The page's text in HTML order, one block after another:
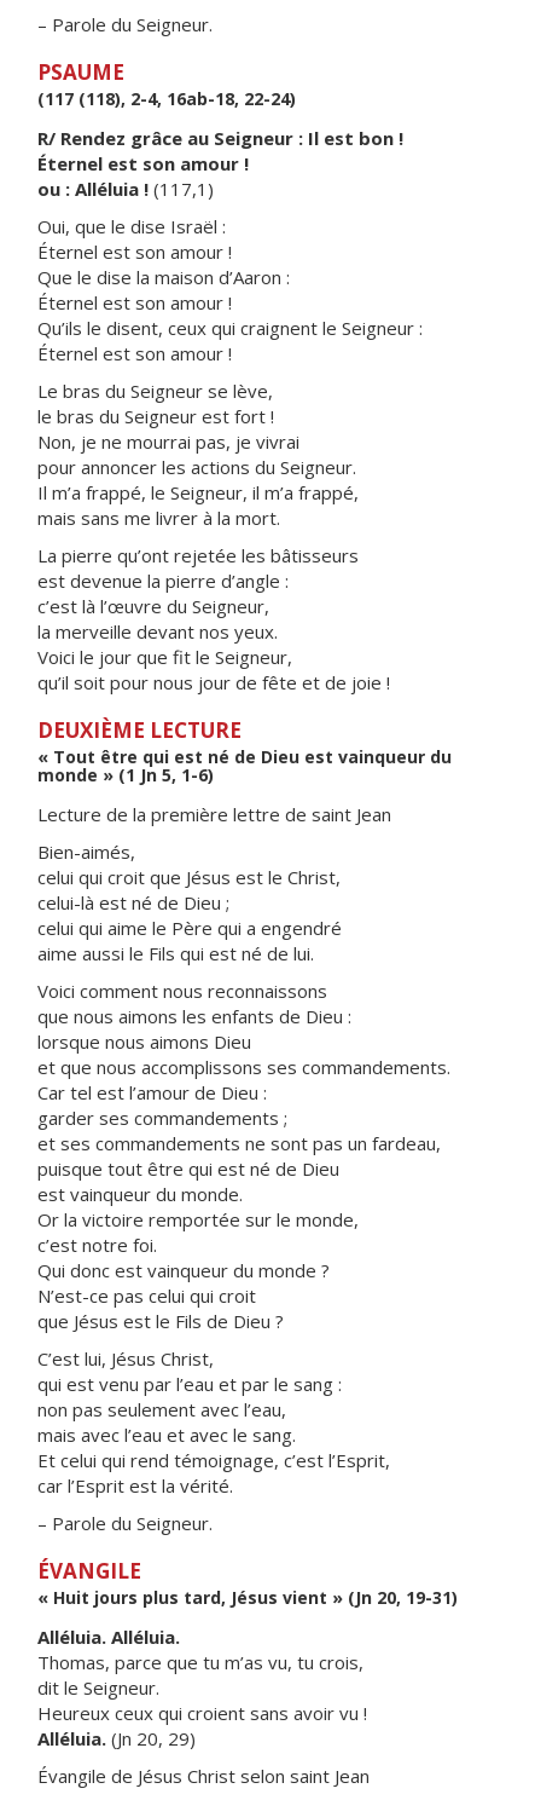
– Parole du Seigneur.
PSAUME
(117 (118), 2-4, 16ab-18, 22-24)
R/ Rendez grâce au Seigneur : Il est bon !
Éternel est son amour !
ou : Alléluia ! (117,1)
Oui, que le dise Israël :
Éternel est son amour !
Que le dise la maison d’Aaron :
Éternel est son amour !
Qu’ils le disent, ceux qui craignent le Seigneur :
Éternel est son amour !
Le bras du Seigneur se lève,
le bras du Seigneur est fort !
Non, je ne mourrai pas, je vivrai
pour annoncer les actions du Seigneur.
Il m’a frappé, le Seigneur, il m’a frappé,
mais sans me livrer à la mort.
La pierre qu’ont rejetée les bâtisseurs
est devenue la pierre d’angle :
c’est là l’œuvre du Seigneur,
la merveille devant nos yeux.
Voici le jour que fit le Seigneur,
qu’il soit pour nous jour de fête et de joie !
DEUXIÈME LECTURE
« Tout être qui est né de Dieu est vainqueur du
monde » (1 Jn 5, 1-6)
Lecture de la première lettre de saint Jean
Bien-aimés,
celui qui croit que Jésus est le Christ,
celui-là est né de Dieu ;
celui qui aime le Père qui a engendré
aime aussi le Fils qui est né de lui.
Voici comment nous reconnaissons
que nous aimons les enfants de Dieu :
lorsque nous aimons Dieu
et que nous accomplissons ses commandements.
Car tel est l’amour de Dieu :
garder ses commandements ;
et ses commandements ne sont pas un fardeau,
puisque tout être qui est né de Dieu
est vainqueur du monde.
Or la victoire remportée sur le monde,
c’est notre foi.
Qui donc est vainqueur du monde ?
N’est-ce pas celui qui croit
que Jésus est le Fils de Dieu ?
C’est lui, Jésus Christ,
qui est venu par l’eau et par le sang :
non pas seulement avec l’eau,
mais avec l’eau et avec le sang.
Et celui qui rend témoignage, c’est l’Esprit,
car l’Esprit est la vérité.
– Parole du Seigneur.
ÉVANGILE
« Huit jours plus tard, Jésus vient » (Jn 20, 19-31)
Alléluia. Alléluia.
Thomas, parce que tu m’as vu, tu crois,
dit le Seigneur.
Heureux ceux qui croient sans avoir vu !
Alléluia. (Jn 20, 29)
Évangile de Jésus Christ selon saint Jean